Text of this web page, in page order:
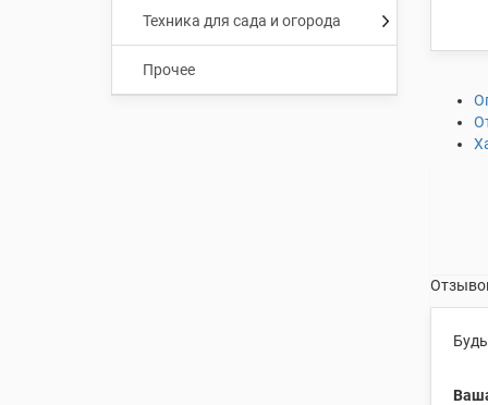
Техника для сада и огорода
Прочее